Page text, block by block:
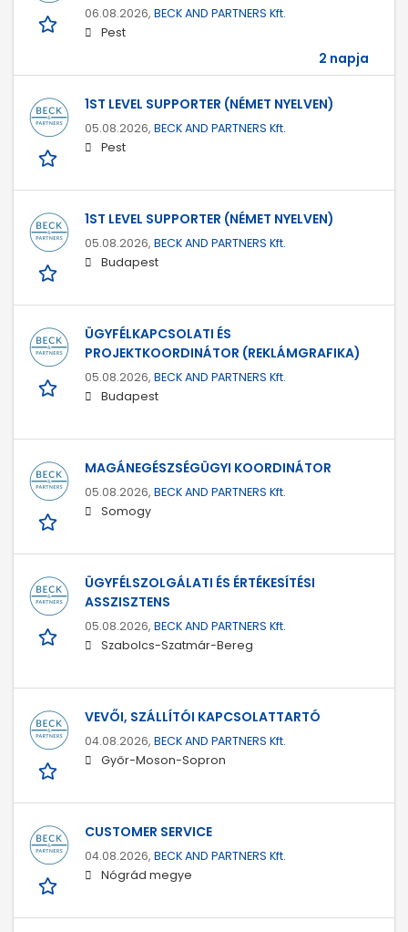
06.08.2026, BECK AND PARTNERS Kft.
Pest
2 napja
1ST LEVEL SUPPORTER (NÉMET NYELVEN)
05.08.2026, BECK AND PARTNERS Kft.
Pest
1ST LEVEL SUPPORTER (NÉMET NYELVEN)
05.08.2026, BECK AND PARTNERS Kft.
Budapest
ÜGYFÉLKAPCSOLATI ÉS
PROJEKTKOORDINÁTOR (REKLÁMGRAFIKA)
05.08.2026, BECK AND PARTNERS Kft.
Budapest
MAGÁNEGÉSZSÉGÜGYI KOORDINÁTOR
05.08.2026, BECK AND PARTNERS Kft.
Somogy
ÜGYFÉLSZOLGÁLATI ÉS ÉRTÉKESÍTÉSI
ASSZISZTENS
05.08.2026, BECK AND PARTNERS Kft.
Szabolcs-Szatmár-Bereg
VEVŐI, SZÁLLÍTÓI KAPCSOLATTARTÓ
04.08.2026, BECK AND PARTNERS Kft.
Győr-Moson-Sopron
CUSTOMER SERVICE
04.08.2026, BECK AND PARTNERS Kft.
Nógrád megye